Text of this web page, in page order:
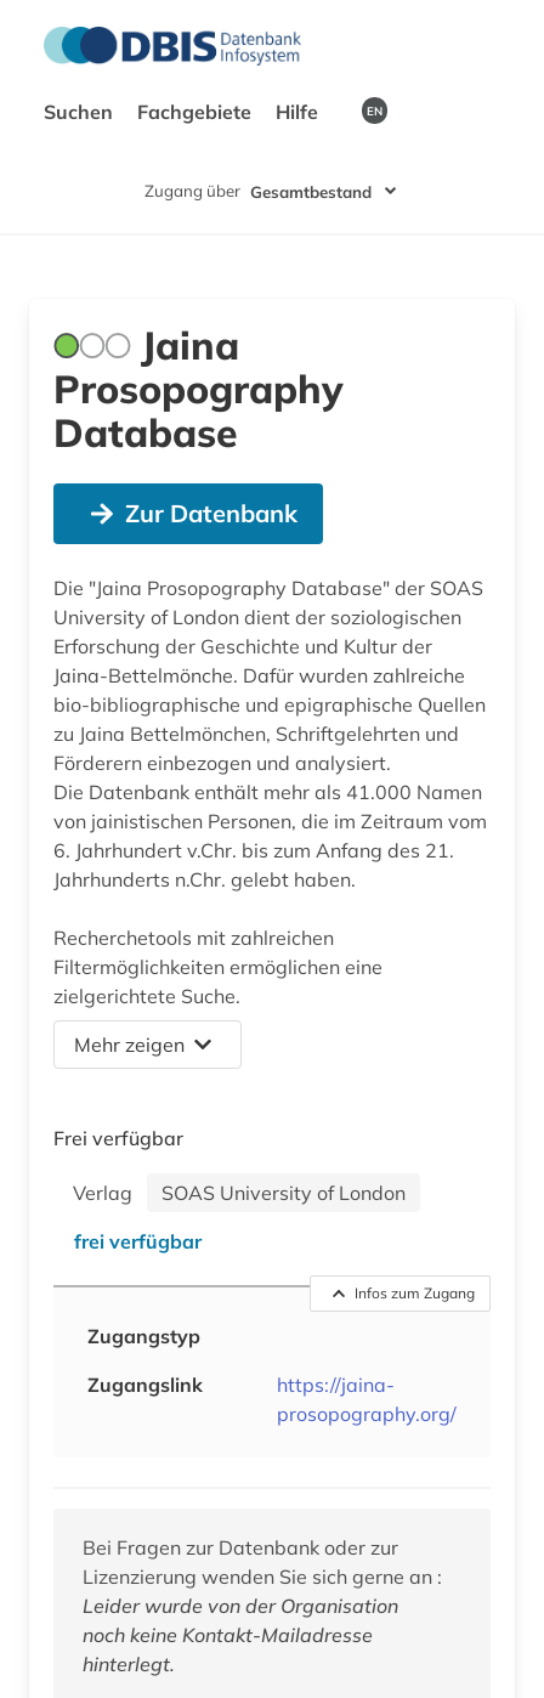
Suchen Fachgebiete Hilfe EN
Zugang über Gesamtbestand
Jaina
Prosopography
Database
Zur Datenbank
Die "Jaina Prosopography Database" der SOAS
University of London dient der soziologischen
Erforschung der Geschichte und Kultur der
Jaina-Bettelmönche. Dafür wurden zahlreiche
bio-bibliographische und epigraphische Quellen
zu Jaina Bettelmönchen, Schriftgelehrten und
Förderern einbezogen und analysiert.
Die Datenbank enthält mehr als 41.000 Namen
von jainistischen Personen, die im Zeitraum vom
6. Jahrhundert v.Chr. bis zum Anfang des 21.
Jahrhunderts n.Chr. gelebt haben.
Recherchetools mit zahlreichen
Filtermöglichkeiten ermöglichen eine
zielgerichtete Suche.
Mehr zeigen
Frei verfügbar
Verlag
SOAS University of London
frei verfügbar
Infos zum Zugang
Zugangstyp
Zugangslink
https://jaina-
prosopography.org/
Bei Fragen zur Datenbank oder zur
Lizenzierung wenden Sie sich gerne an :
Leider wurde von der Organisation
noch keine Kontakt-Mailadresse
hinterlegt.